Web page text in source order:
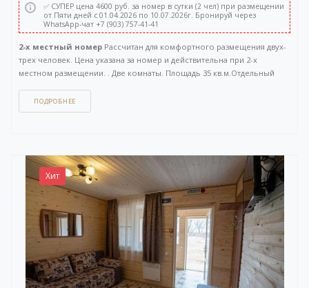
✅ СУПЕР цена 4600 руб. за номер в сутки (2 чел) при размещении
от Пяти дней с 01.04.2026 по 10.07.2026г. Бронируй через
WhatsApp-чат +7 (903) 757-41-41
2-х местный номер Рассчитан для комфортного размещения двух-
трех человек. Цена указана за номер и действительна при 2-х
местном размещении. . Две комнаты. Площадь 35 кв.м.Отдельный
напрямуюпо телефону +7 (903) 757-41-41. Кнопка открытия
WhatsApp-чата также расположена в правом нижнем углу нашего
сайта.
ПОДРОБНЕЕ
Хит